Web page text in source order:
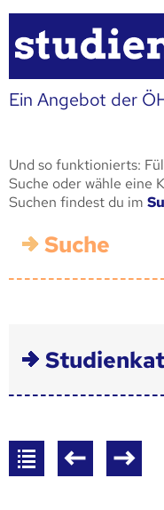
Ein Angebot der
Und so funktionierts:
Suche oder wähle eine
Suchen findest du im
Suche